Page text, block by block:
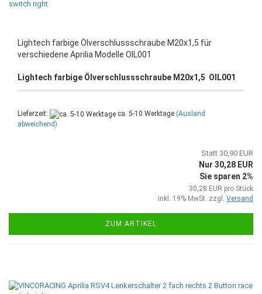
Lightech farbige Ölverschlussschraube M20x1,5 für
verschiedene Aprilia Modelle OIL001
Lightech farbige Ölverschlussschraube M20x1,5 OIL001
Lieferzeit: ca. 5-10 Werktage (Ausland
abweichend)
Statt 30,90 EUR
Nur 30,28 EUR
Sie sparen 2%
30,28 EUR pro Stück
inkl. 19% MwSt. zzgl. Versand
ZUM ARTIKEL